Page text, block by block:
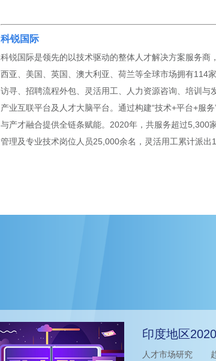
科锐国际
科锐国际是领先的以技术驱动的整体人才解决方案服务
西亚、美国、英国、澳大利亚、荷兰等全球市场拥有114
访寻、招聘流程外包、灵活用工、人力资源咨询、培训
产业互联平台及人才大脑平台。通过构建“技术+平台+服
与产才融合提供全链条赋能。2020年，共服务超过5,300
管理及专业技术岗位人员25,000余名，灵活用工累计派出
印度地区
人才市场研究